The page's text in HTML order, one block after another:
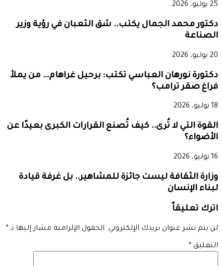
25 يوليو، 2026
دكتور محمد الجمال يكتب.. شق الثعبان في رؤية وزير
الصناعة
20 يوليو، 2026
دكتورة نورهان العباسي تكتب: برحيل غراهام… من يملأ
فراغ صقر ترامب؟
18 يوليو، 2026
القوة التي لا تُرى.. كيف تُصنع القرارات الكبرى بعيدًا عن
الأضواء؟
16 يوليو، 2026
وزارة الثقافة ليست جائزة للمشاهير.. بل غرفة قيادة
لبناء الإنسان
اترك تعليقاً
لن يتم نشر عنوان بريدك الإلكتروني. الحقول الإلزامية مشار إليها بـ *
التعليق *